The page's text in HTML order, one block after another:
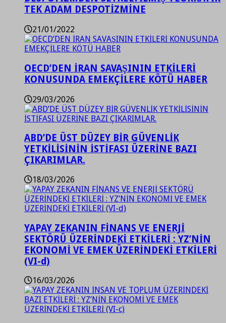
TEK ADAM DESPOTİZMİNE
21/01/2022
OECD’DEN İRAN SAVAŞININ ETKİLERİ
KONUSUNDA EMEKÇİLERE KÖTÜ HABER
29/03/2026
ABD’DE ÜST DÜZEY BİR GÜVENLİK
YETKİLİSİNİN İSTİFASI ÜZERİNE BAZI
ÇIKARIMLAR.
18/03/2026
YAPAY ZEKANIN FİNANS VE ENERJİ
SEKTÖRÜ ÜZERİNDEKİ ETKİLERİ : YZ’NİN
EKONOMİ VE EMEK ÜZERİNDEKİ ETKİLERİ
(VI-d)
16/03/2026